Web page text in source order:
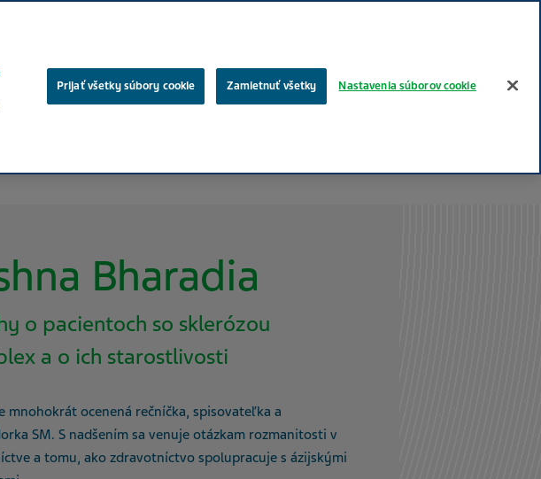
Odborníci v zdravotníctve Správy & Médiá
Bharadia
o pacientoch so sklerózou
a o ich starostlivosti
mnohokrát ocenená rečníčka, spisovateľka a
SM. S nadšením sa venuje otázkam rozmanitosti v
a tomu, ako zdravotníctvo spolupracuje s ázijskými
Prijať všetky súbory cookie Zamietnuť všetky Nastavenia súborov cookie